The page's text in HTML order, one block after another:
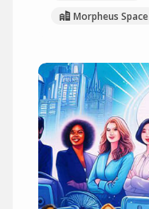
Morpheus Space